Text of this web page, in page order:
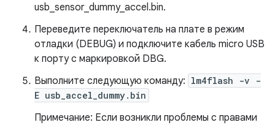
usb_sensor_dummy_accel.bin.
Переведите переключатель на плате в режим
отладки (DEBUG) и подключите кабель micro USB
к порту с маркировкой DBG.
Выполните следующую команду: lm4flash -v -
E usb_accel_dummy.bin
Примечание: Если возникли проблемы с правами